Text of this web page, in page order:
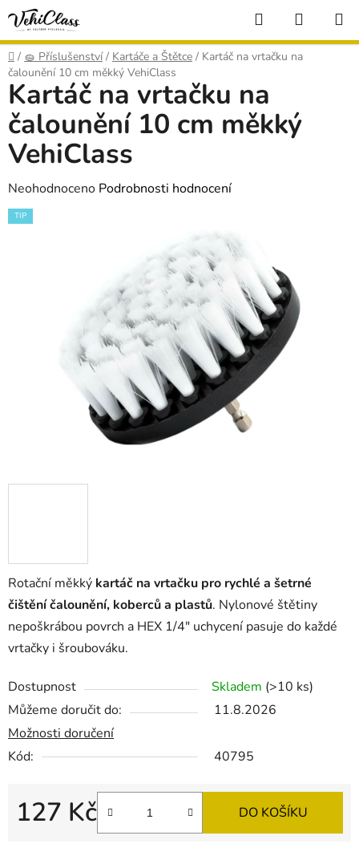
Přejít
obsah
Hledat
KOŠÍK
Domů
/ 🧽 Příslušenství / Kartáče a Štětce / Kartáč na vrtačku na
čalounění 10 cm měkký VehiClass
Rotační měkký kartáč na vrtačku pro rychlé a šetrné
čištění čalounění, koberců a plastů. Nylonové štětiny
nepoškrábou povrch a HEX 1/4" uchycení pasuje do každé
vrtačky i šroubováku.
Dostupnost Skladem (>10 ks)
Můžeme doručit do:
11.8.2026
Možnosti doručení
Kód:
40795
127 Kč DO KOŠÍKU
Kartáč na vrtačku na
čalounění 10 cm měkký
VehiClass
Průměrné
hodnocení
Neohodnoceno Podrobnosti hodnocení
TIP